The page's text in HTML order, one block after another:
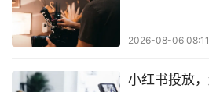
2026-08-06
小红书投放